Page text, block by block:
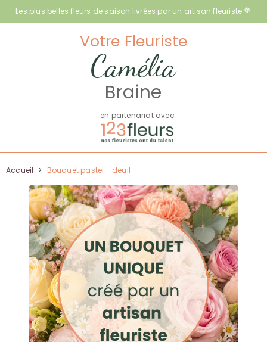
Les plus belles fleurs de saison livrées par un artisan fleuriste 💐
Votre Fleuriste
Camélia
Braine
en partenariat avec
Accueil > Bouquet pastel - deuil